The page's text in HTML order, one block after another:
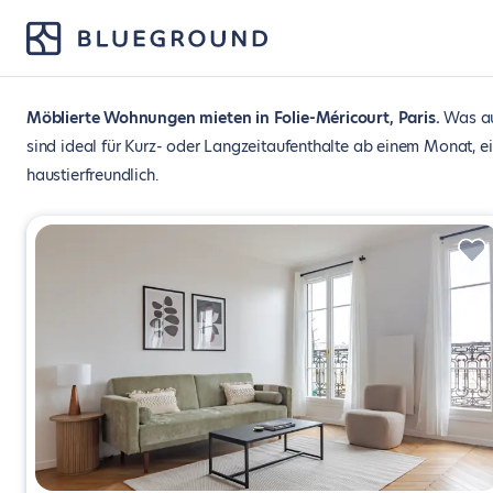
Möblierte Wohnungen mieten in Folie-Méricourt, Paris Was
sind ideal für Kurz- oder Langzeitaufenthalte ab einem Monat,
haustierfreundlich.